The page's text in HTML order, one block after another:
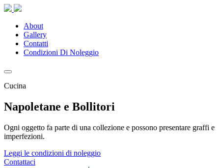
About
Gallery
Contatti
Condizioni Di Noleggio
Cucina
Napoletane e Bollitori
Ogni oggetto fa parte di una collezione e possono presentare graffi e
imperfezioni.
Leggi le condizioni di noleggio
Contattaci